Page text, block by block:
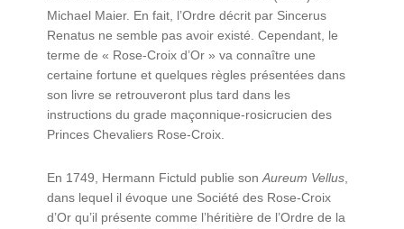
Michael Maier. En fait, l’Ordre décrit par Sincerus
Renatus ne semble pas avoir existé. Cependant, le
terme de « Rose-Croix d’Or » va connaître une
certaine fortune et quelques règles présentées dans
son livre se retrouveront plus tard dans les
instructions du grade maçonnique-rosicrucien des
Princes Chevaliers Rose-Croix.
En 1749, Hermann Fictuld publie sonAureum Vellus,
dans lequel il évoque une Société des Rose-Croix
d’Or qu’il présente comme l’héritière de l’Ordre de la